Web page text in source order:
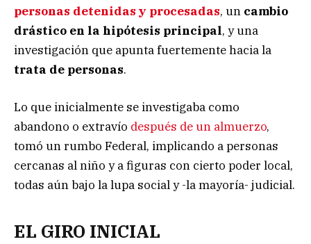
personas detenidas y procesadas, un cambio
drástico en la hipótesis principal, y una
investigación que apunta fuertemente hacia la
trata de personas.
Lo que inicialmente se investigaba como
abandono o extravío después de un almuerzo,
tomó un rumbo Federal, implicando a personas
cercanas al niño y a figuras con cierto poder local,
todas aún bajo la lupa social y -la mayoría- judicial.
EL GIRO INICIAL